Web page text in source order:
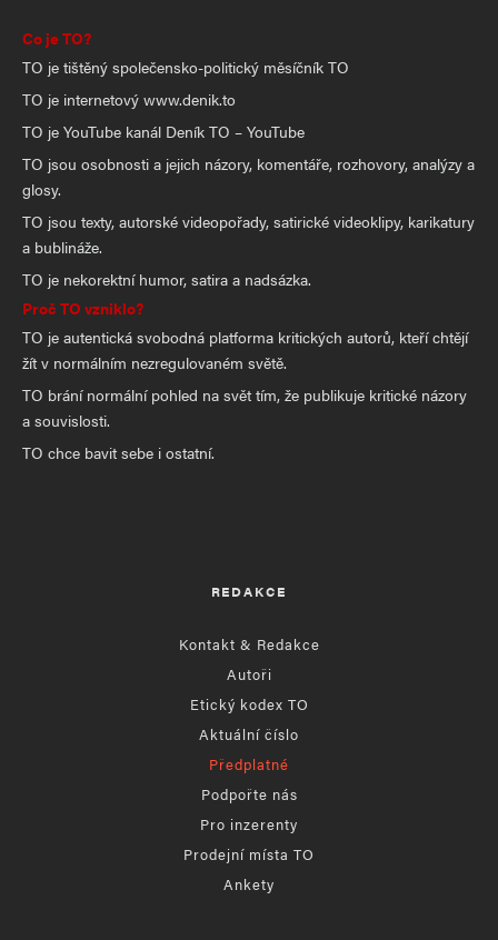
Co je TO?
TO je tištěný společensko-politický měsíčník TO
TO je internetový www.denik.to
TO je YouTube kanál Deník TO – YouTube
TO jsou osobnosti a jejich názory, komentáře, rozhovory, analýzy a
glosy.
TO jsou texty, autorské videopořady, satirické videoklipy, karikatury
a bublináže.
TO je nekorektní humor, satira a nadsázka.
Proč TO vzniklo?
TO je autentická svobodná platforma kritických autorů, kteří chtějí
žít v normálním nezregulovaném světě.
TO brání normální pohled na svět tím, že publikuje kritické názory
a souvislosti.
TO chce bavit sebe i ostatní.
REDAKCE
Kontakt & Redakce
Autoři
Etický kodex TO
Aktuální číslo
Předplatné
Podpořte nás
Pro inzerenty
Prodejní místa TO
Ankety